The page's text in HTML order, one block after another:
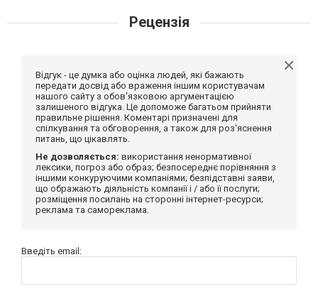
Рецензія
Відгук - це думка або оцінка людей, які бажають
передати досвід або враження іншим користувачам
нашого сайту з обов'язковою аргументацією
залишеного відгука. Це допоможе багатьом прийняти
правильне рішення. Коментарі призначені для
спілкування та обговорення, а також для роз'яснення
питань, що цікавлять.
Не дозволяється: використання ненормативної
лексики, погроз або образ; безпосереднє порівняння з
іншими конкуруючими компаніями; безпідставні заяви,
що ображають діяльність компанії і / або її послуги;
розміщення посилань на сторонні інтернет-ресурси;
реклама та самореклама.
Введіть email: